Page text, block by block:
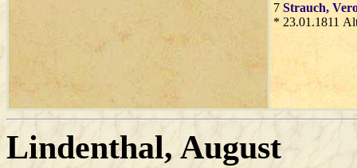
7 Strauch,
* 23.01.1811
Lindenthal, August